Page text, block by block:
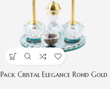
Pack Cristal Elegance Rond Gold